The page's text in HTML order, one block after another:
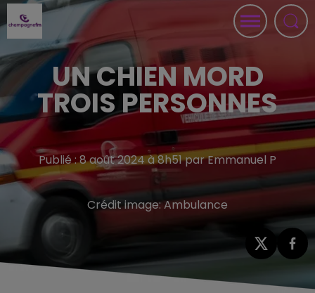
UN CHIEN MORD
TROIS PERSONNES
Publié : 8 août 2024 à 8h51 par Emmanuel P
Crédit image:Ambulance